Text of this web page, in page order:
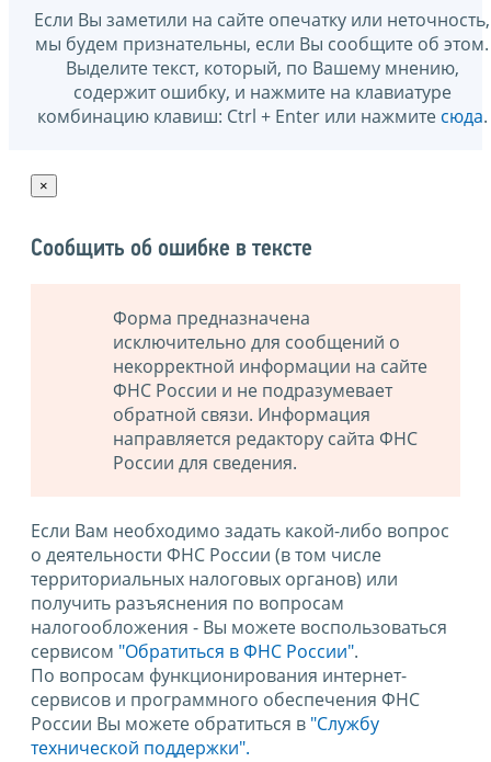
Если Вы заметили на сайте опечатку или неточность,
мы будем признательны, если Вы сообщите об этом.
Выделите текст, который, по Вашему мнению,
содержит ошибку, и нажмите на клавиатуре
комбинацию клавиш: Ctrl + Enter или нажмите сюда.
×
Сообщить об ошибке в тексте
Форма предназначена
исключительно для сообщений о
некорректной информации на сайте
ФНС России и не подразумевает
обратной связи. Информация
направляется редактору сайта ФНС
России для сведения.
Если Вам необходимо задать какой-либо вопрос
о деятельности ФНС России (в том числе
территориальных налоговых органов) или
получить разъяснения по вопросам
налогообложения - Вы можете воспользоваться
сервисом "Обратиться в ФНС России".
По вопросам функционирования интернет-
сервисов и программного обеспечения ФНС
России Вы можете обратиться в "Службу
технической поддержки".